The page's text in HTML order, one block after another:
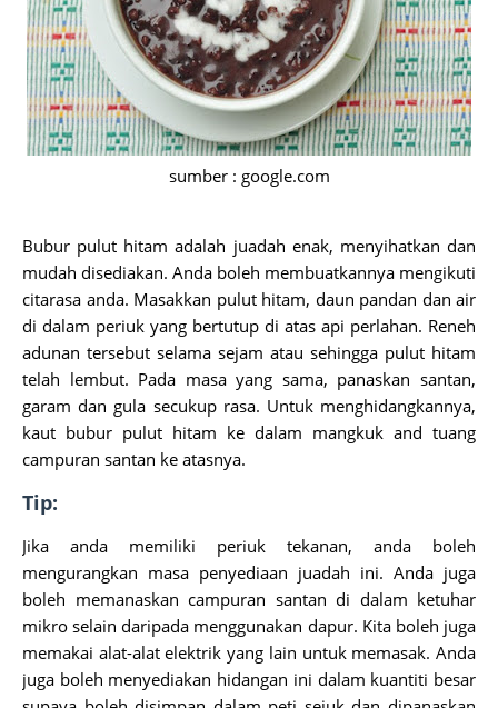
sumber : google.com
Bubur pulut hitam adalah juadah enak, menyihatkan dan
mudah disediakan. Anda boleh membuatkannya mengikuti
citarasa anda. Masakkan pulut hitam, daun pandan dan air
di dalam periuk yang bertutup di atas api perlahan. Reneh
adunan tersebut selama sejam atau sehingga pulut hitam
telah lembut. Pada masa yang sama, panaskan santan,
garam dan gula secukup rasa. Untuk menghidangkannya,
kaut bubur pulut hitam ke dalam mangkuk and tuang
campuran santan ke atasnya.
Tip:
Jika anda memiliki periuk tekanan, anda boleh
mengurangkan masa penyediaan juadah ini. Anda juga
boleh memanaskan campuran santan di dalam ketuhar
mikro selain daripada menggunakan dapur. Kita boleh juga
memakai alat-alat elektrik yang lain untuk memasak. Anda
juga boleh menyediakan hidangan ini dalam kuantiti besar